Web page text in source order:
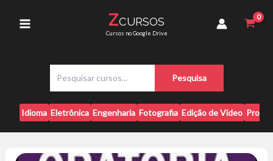
Menu
ZCURSOS
Cursos no Google Drive
s
q
u
i
a
Pesquisa
Idioma Eletrônica Engenharia Fotografia Edição de Vídeo